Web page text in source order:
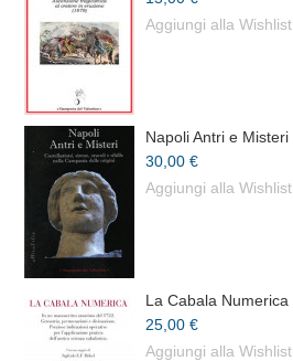
Aggiungi alla Wishlist
Napoli Antri e Misteri
30,00 €
Aggiungi alla Wishlist
La Cabala Numerica
25,00 €
Aggiungi alla Wishlist